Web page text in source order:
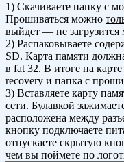
1) Скачиваете папку с
Прошиваться можно
выйдет — не
2) Распаковываете
SD. Карта памяти
в fat 32. В итоге на
recovery и папка с
3) Вставляете карту
сети. Булавкой
расположена между
кнопку подключаете
отпускаете скрытую
чем вы поймете по